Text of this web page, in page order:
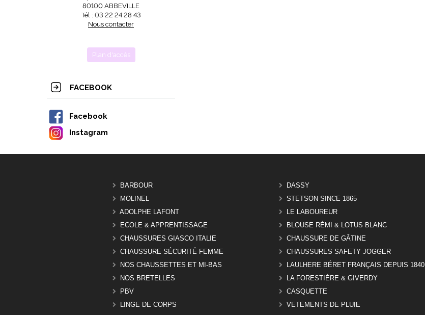
80100 ABBEVILLE
Tél : 03 22 24 28 43
Nous contacter
Plan d'accès
FACEBOOK
Facebook
Instagram
BARBOUR DASSY
MOLINEL
STETSON SINCE 1865
ADOLPHE LAFONT
LE LABOUREUR
ECOLE & APPRENTISSAGE
BLOUSE RÉMI & LOTUS BLANC
CHAUSSURES GIASCO ITALIE
CHAUSSURE DE GÂTINE
CHAUSSURE SÉCURITÉ FEMME
CHAUSSURES SAFETY JOGGER
NOS CHAUSSETTES ET MI-BAS
LAULHERE BÉRET FRANÇAIS DEPUIS 1840
NOS BRETELLES
LA FORESTIÈRE & GIVERDY
PBV
CASQUETTE
LINGE DE CORPS
VETEMENTS DE PLUIE